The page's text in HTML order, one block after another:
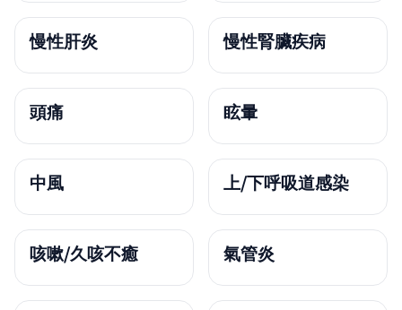
慢性肝炎 慢性腎臟疾病
頭痛 眩暈
中風 上/下呼吸道感染
咳嗽/久咳不癒 氣管炎